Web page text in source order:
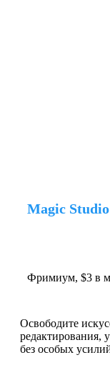
Magic Studio
Фримиум, $3 в
Освободите
редактирования,
без особых